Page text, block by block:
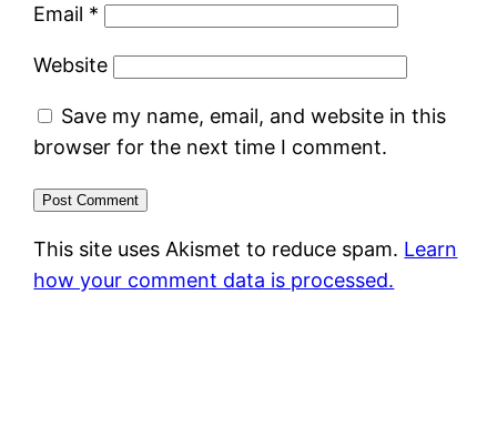
Email *
Website
Save my name, email, and website in this
browser for the next time I comment.
This site uses Akismet to reduce spam. Learn
how your comment data is processed.